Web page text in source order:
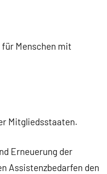
Menschen mit
Mitgliedsstaaten.
Erneuerung der
Assistenzbedarfen den